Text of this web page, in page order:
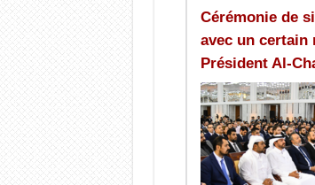
Cérémonie de
avec un certain
Président Al-